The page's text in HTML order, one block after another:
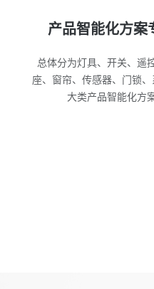
产品智能化方案
总体分为灯具、开关、遥
座、窗帘、传感器、门锁、
大类产品智能化方